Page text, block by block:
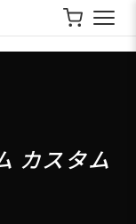
カスタム